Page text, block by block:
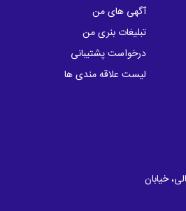
آگهی های من
تبلیغات بنری من
درخواست پشتیبانی
لیست علاقه مندی ها
خیابان